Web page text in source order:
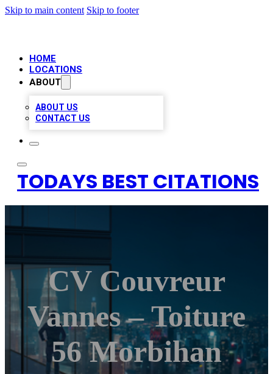
Skip to main content Skip to footer
HOME
LOCATIONS
ABOUT
ABOUT US
CONTACT US
TODAYS BEST CITATIONS
CV Couvreur
Vannes – Toiture
56 Morbihan